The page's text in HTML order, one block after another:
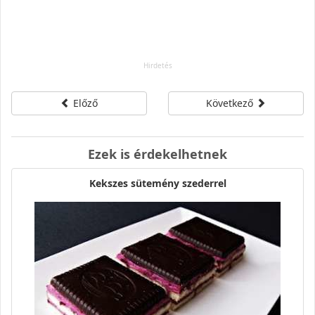
Előző Következő
Ezek is érdekelhetnek
Kekszes sütemény szederrel